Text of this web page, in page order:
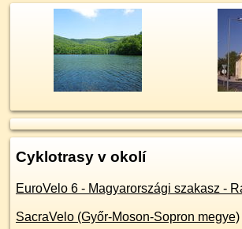
Cyklotrasy v okolí
EuroVelo 6 - Magyarországi szakasz -
SacraVelo (Győr-Moson-Sopron megye)